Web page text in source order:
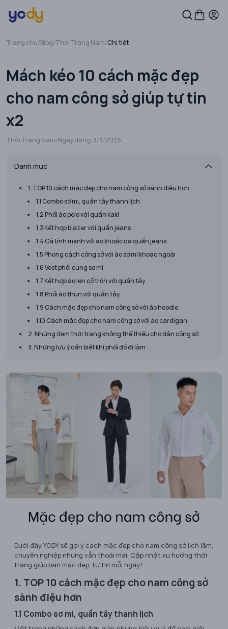
Trang chủ/Blog/Thời Trang Nam/Chi tiết
Mách kéo 10 cách mặc đẹp
cho nam công sở giúp tự tin
x2
Thời Trang Nam Ngày đăng: 3/3/2025
Danh mục
1. TOP 10 cách mặc đẹp cho nam công sở sành điệu hơn
1.1 Combo sơ mi, quần tây thanh lịch
1.2 Phối áo polo với quần kaki
1.3 Kết hợp blazer với quần jeans
1.4 Cá tính mạnh với áo khoác da quần jeans
1.5 Phong cách công sở với áo sơ mi khoác ngoài
1.6 Vest phối cùng sơ mi
1.7 Kết hợp áo len cổ tròn với quần tây
1.8 Phối áo thun với quần tây
1.9 Cách mặc đẹp cho nam công sở với áo hoodie
1.10 Cách mặc đẹp cho nam công sở với áo cardigan
2. Những item thời trang không thể thiếu cho dân công sở
3. Những lưu ý cần biết khi phối đồ đi làm
Dưới đây YODY sẽ gợi ý cách mặc đẹp cho nam công sở lịch lãm,
chuyên nghiệp nhưng vẫn thoải mái. Cập nhật xu hướng thời
trang giúp bạn mặc đẹp, tự tin mỗi ngày!
1. TOP 10 cách mặc đẹp cho nam công sở
sành điệu hơn
1.1 Combo sơ mi, quần tây thanh lịch